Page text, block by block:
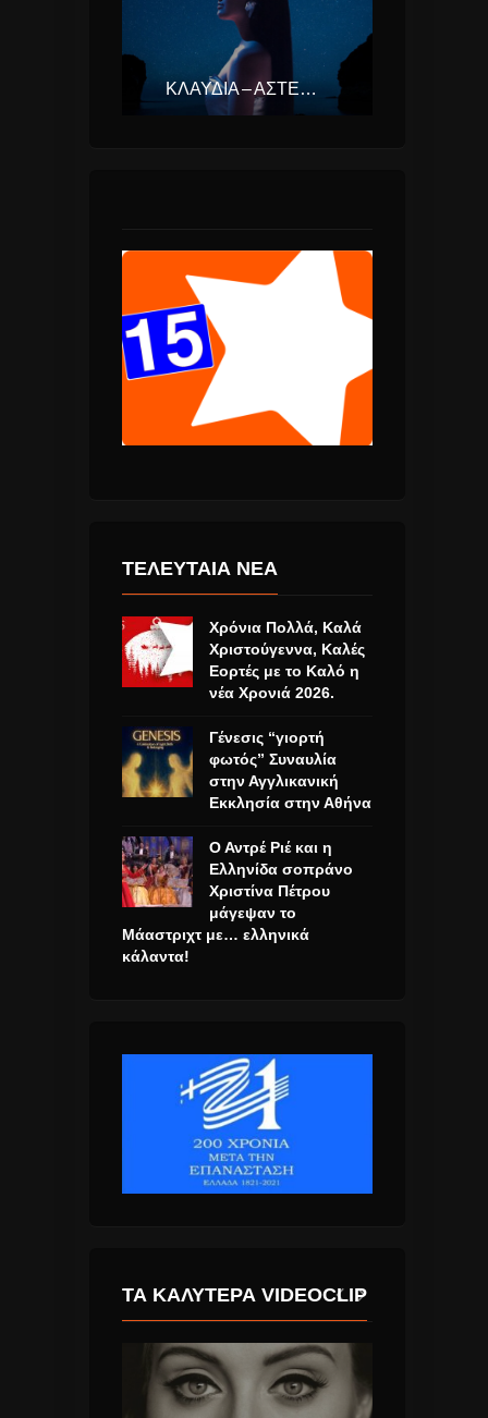
ΚΛΑΥΔΊΑ – ΑΣΤΕΡΟΜΆΤΑ (EUROVISION ΕΛΛΆΔΑ 2025)
ΤΕΛΕΥΤΑΙΑ ΝΕΑ
Χρόνια Πολλά, Καλά
Χριστούγεννα, Καλές
Εορτές με το Καλό η
νέα Χρονιά 2026.
Γένεσις “γιορτή
φωτός” Συναυλία
στην Αγγλικανική
Εκκλησία στην Αθήνα
Ο Αντρέ Ριέ και η
Ελληνίδα σοπράνο
Χριστίνα Πέτρου
μάγεψαν το
Μάαστριχτ με… ελληνικά
κάλαντα!
ΤΑ ΚΑΛΎΤΕΡΑ VIDEOCLIP